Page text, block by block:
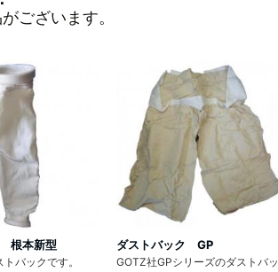
ございます。
根本新型
バックです。
ダストバック GP
GOTZ社GPシリーズのダストバッ